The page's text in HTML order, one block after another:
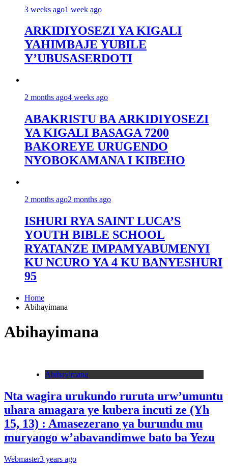
3 weeks ago1 week ago
ARKIDIYOSEZI YA KIGALI
YAHIMBAJE YUBILE
Y’UBUSASERDOTI
2 months ago4 weeks ago
ABAKRISTU BA ARKIDIYOSEZI
YA KIGALI BASAGA 7200
BAKOREYE URUGENDO
NYOBOKAMANA I KIBEHO
2 months ago2 months ago
ISHURI RYA SAINT LUCA’S
YOUTH BIBLE SCHOOL
RYATANZE IMPAMYABUMENYI
KU NCURO YA 4 KU BANYESHURI
95
Home
Abihayimana
Abihayimana
Abihayimana
Nta wagira urukundo ruruta urw’umuntu
uhara amagara ye kubera incuti ze (Yh
15, 13) : Amasezerano ya burundu mu
muryango w’abavandimwe bato ba Yezu
Webmaster3 years ago